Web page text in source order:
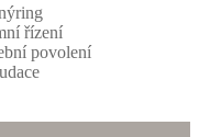
řízení
povolení